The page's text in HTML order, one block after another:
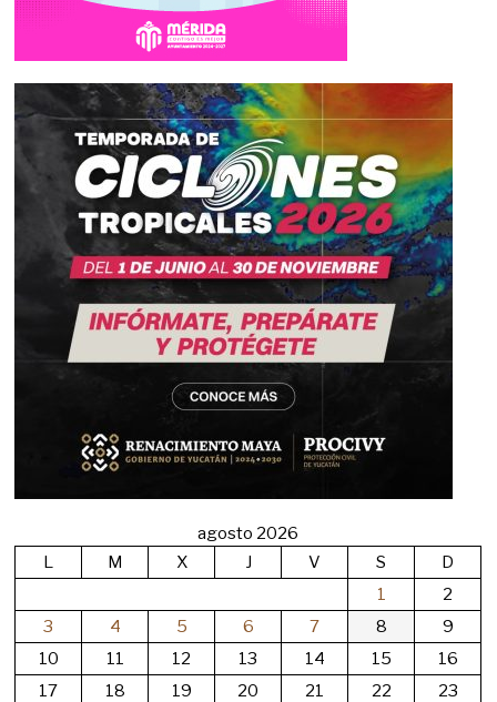
agosto 2026
L
M X J V S
D
1
2
3
4 5 6 7 8
9
10
11 12 13 14 15
16
17
18 19 20 21 22 23